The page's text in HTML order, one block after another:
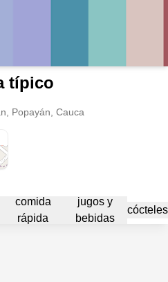
típico
Popayán, Cauca
comida
rápida
jugos y
bebidas
cócteles